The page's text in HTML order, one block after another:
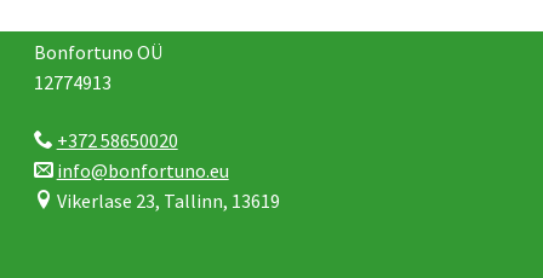
Bonfortuno OÜ
12774913
+372 58650020
info@bonfortuno.eu
Vikerlase 23, Tallinn, 13619